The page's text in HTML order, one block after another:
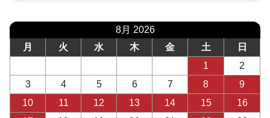
8月 2026
月
火 水 木 金 土
日
1
2
3
4 5 6 7 8
9
10
11 12 13 14 15
16